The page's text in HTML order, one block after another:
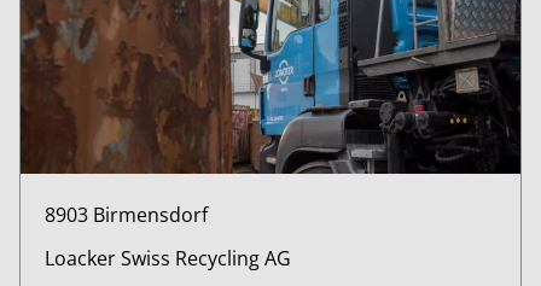
8903 Birmensdorf
Loacker Swiss Recycling AG